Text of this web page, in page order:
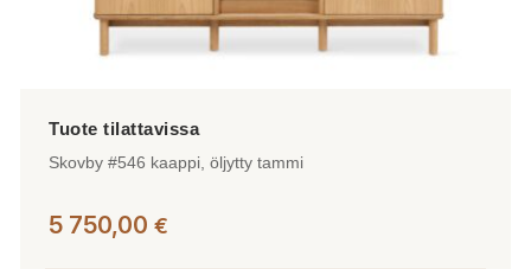
Skovby #546 kaappi, öljytty tammi
5 750,00 €